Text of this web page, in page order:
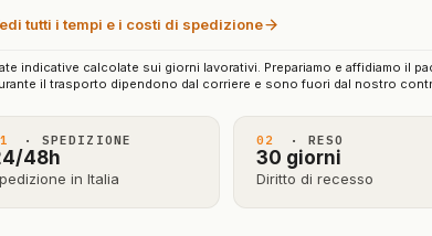
tutti i tempi e i costi di spedizione
indicative calcolate sui giorni lavorativi. Prepariamo e affidiamo il
il trasporto dipendono dal corriere e sono fuori dal nostro
· SPEDIZIONE
48h
in Italia
02 · RESO
30 giorni
Diritto di recesso